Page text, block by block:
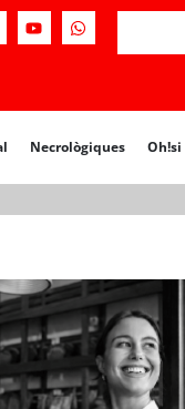
Necrològiques Oh!si